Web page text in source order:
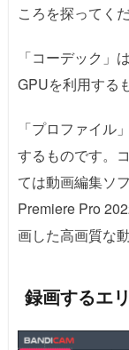
ころを探ってくだ
「コーデック」
GPUを利用する
「プロファイル
するものです。
ては動画編集ソ
Premiere Pro
画した高画質な
録画するエ